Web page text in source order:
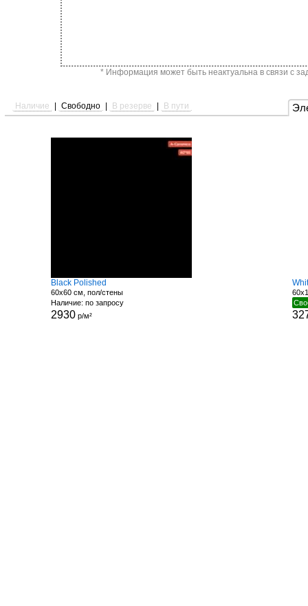
* Информация может быть неактуальна в связи с
Наличие Свободно В резерве В пути
Black Polished
60x60 см, пол/стены
Наличие: по запросу
2930 р/м²